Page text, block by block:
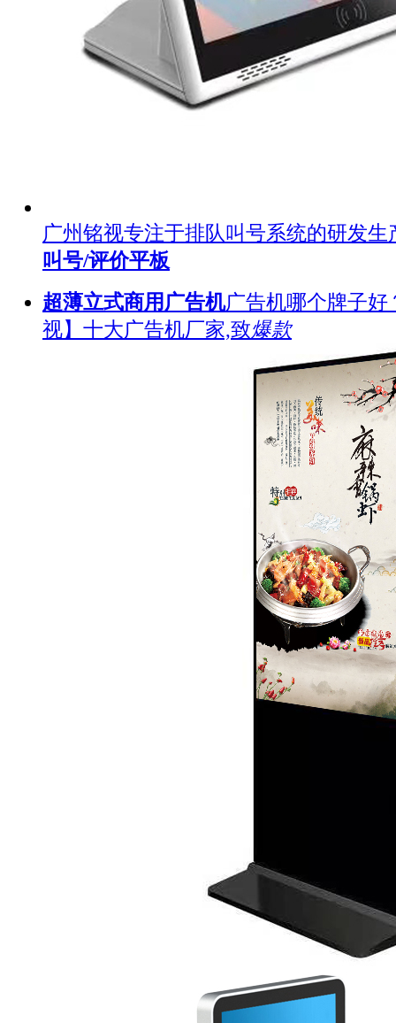
广州铭视专注于排队叫号系统的研发
叫号/评价平板
超薄立式商用广告机广告机哪个牌子好
视】十大广告机厂家,致爆款